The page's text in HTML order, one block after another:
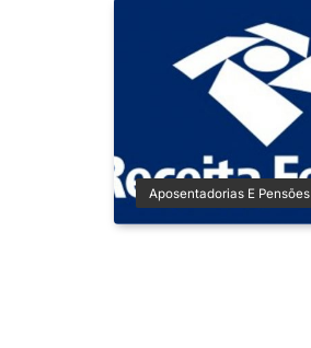
Aposentadorias E Pensões